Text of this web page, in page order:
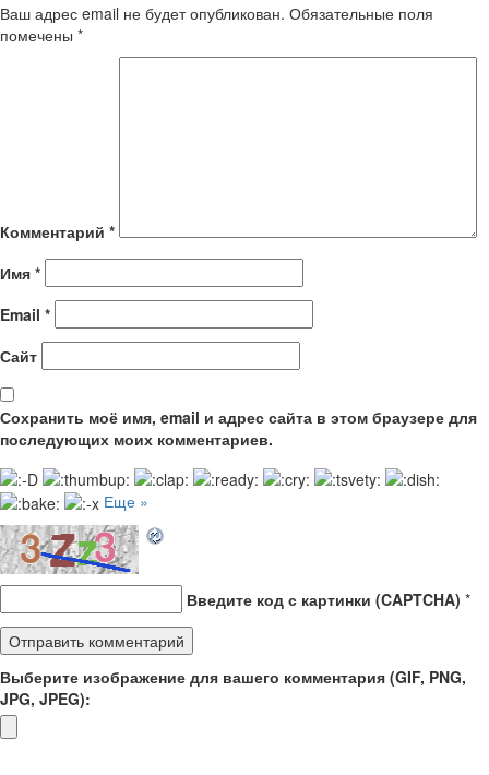
Ваш адрес email не будет опубликован. Обязательные поля
помечены *
Комментарий *
Имя *
Email *
Сайт
Сохранить моё имя, email и адрес сайта в этом браузере для
последующих моих комментариев.
Еще »
Введите код с картинки (CAPTCHA) *
Выберите изображение для вашего комментария (GIF, PNG,
JPG, JPEG):